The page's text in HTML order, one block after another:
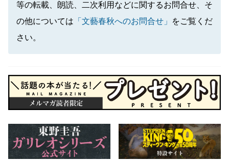
等の転載、朗読、二次利用などに関するお問合せ、そ
の他については 「文藝春秋へのお問合せ」
をご覧くだ
さい。